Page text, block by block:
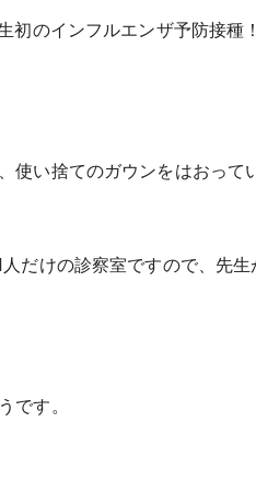
初のインフルエンザ予防接種！
使い捨てのガウンをはおって
だけの診察室ですので、先生
です。